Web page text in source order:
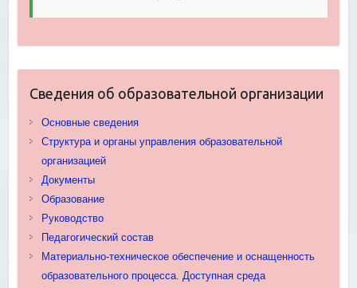
Сведения об образовательной организации
Основные сведения
Структура и органы управления образовательной
организацией
Документы
Образование
Руководство
Педагогический состав
Материально-техническое обеспечение и оснащенность
образовательного процесса. Доступная среда